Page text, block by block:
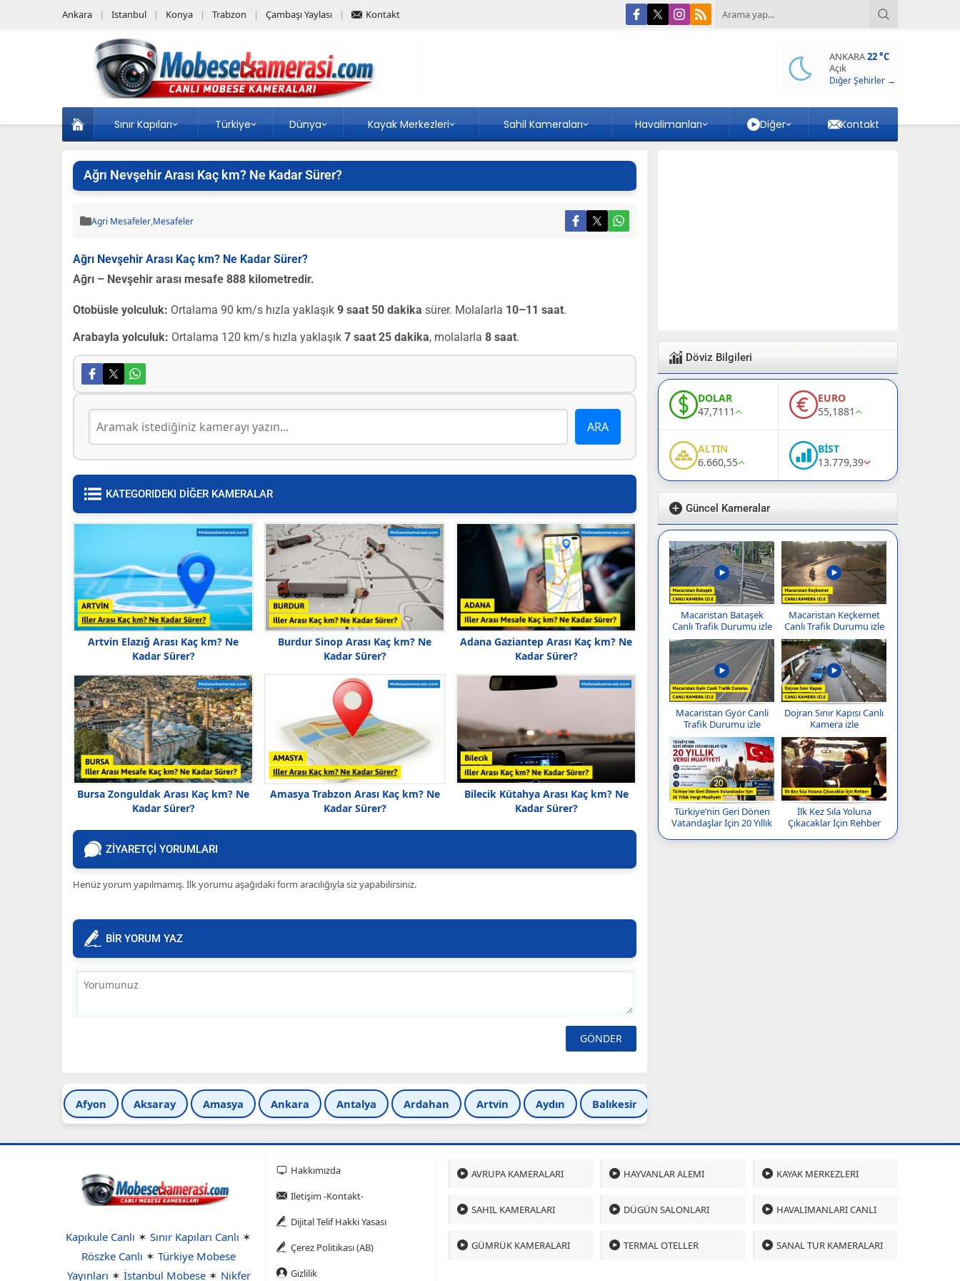
Ankara Istanbul Konya Trabzon Çambaşı Yaylası Kontakt
ANKARA22 °C
Açık
Diğer Şehirler →
Sınır Kapıları Türkiye Dünya Kayak Merkezleri Sahil Kameraları Havalimanları Diğer Kontakt
Ağrı Nevşehir Arası Kaç km? Ne Kadar Sürer?
Agri Mesafeler,Mesafeler
Ağrı Nevşehir Arası Kaç km? Ne Kadar Sürer?
Ağrı – Nevşehir arası mesafe 888 kilometredir.
Otobüsle yolculuk: Ortalama 90 km/s hızla yaklaşık 9 saat 50 dakika sürer. Molalarla 10–11 saat.
Arabayla yolculuk: Ortalama 120 km/s hızla yaklaşık 7 saat 25 dakika, molalarla 8 saat.
KATEGORIDEKI DİĞER KAMERALAR
Artvin Elazığ Arası Kaç km? Ne
Kadar Sürer?
Burdur Sinop Arası Kaç km? Ne
Kadar Sürer?
Adana Gaziantep Arası Kaç km? Ne
Kadar Sürer?
Bursa Zonguldak Arası Kaç km? Ne
Kadar Sürer?
Amasya Trabzon Arası Kaç km? Ne
Kadar Sürer?
Bilecik Kütahya Arası Kaç km? Ne
Kadar Sürer?
ZİYARETÇİ YORUMLARI
Henüz yorum yapılmamış. İlk yorumu aşağıdaki form aracılığıyla siz yapabilirsiniz.
BİR YORUM YAZ
Afyon Aksaray Amasya Ankara Antalya Ardahan Artvin Aydın Balıkesir
Döviz Bilgileri
DOLAR
47,7111
EURO
55,1881
ALTIN
6.660,55
BİST
13.779,39
Güncel Kameralar
Macaristan Bataşek
Canlı Trafik Durumu izle
Macaristan Keçkemet
Canlı Trafik Durumu izle
Macaristan Györ Canli
Trafik Durumu izle
Dojran Sınır Kapısı Canlı
Kamera izle
Türkiye’nin Geri Dönen
Vatandaşlar İçin 20 Yıllık
İlk Kez Sıla Yoluna
Çıkacaklar İçin Rehber
Kapıkule Canlı ✶ Sınır Kapıları Canlı ✶
Röszke Canlı ✶ Türkiye Mobese
Yayınları ✶ İstanbul Mobese✶ Nikfer
Hakkımızda
Iletişim -Kontakt-
Dijital Telif Hakki Yasası
Çerez Politikası (AB)
Gizlilik
AVRUPA KAMERALARI HAYVANLAR ALEMI KAYAK MERKEZLERI
SAHIL KAMERALARI DÜGÜN SALONLARI HAVALIMANLARI CANLI
GÜMRÜK KAMERALARI TERMAL OTELLER SANAL TUR KAMERALARI